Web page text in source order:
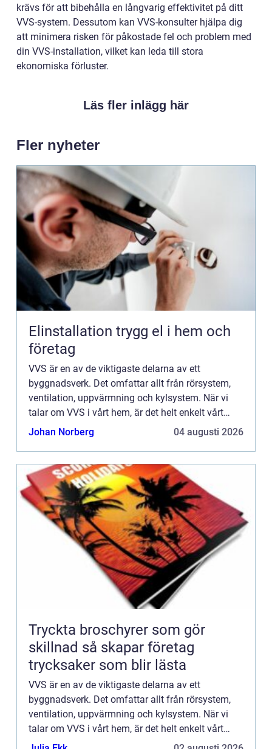
krävs för att bibehålla en långvarig effektivitet på ditt
VVS-system. Dessutom kan VVS-konsulter hjälpa dig
att minimera risken för påkostade fel och problem med
din VVS-installation, vilket kan leda till stora
ekonomiska förluster.
Läs fler inlägg här
Fler nyheter
Elinstallation trygg el i hem och
företag
VVS är en av de viktigaste delarna av ett
byggnadsverk. Det omfattar allt från rörsystem,
ventilation, uppvärmning och kylsystem. När vi
talar om VVS i vårt hem, är det helt enkelt vårt
system för att transportera vatten, avlopp och
Johan Norberg 04 augusti 2026
Tryckta broschyrer som gör
skillnad så skapar företag
trycksaker som blir lästa
VVS är en av de viktigaste delarna av ett
byggnadsverk. Det omfattar allt från rörsystem,
ventilation, uppvärmning och kylsystem. När vi
talar om VVS i vårt hem, är det helt enkelt vårt
system för att transportera vatten, avlopp och